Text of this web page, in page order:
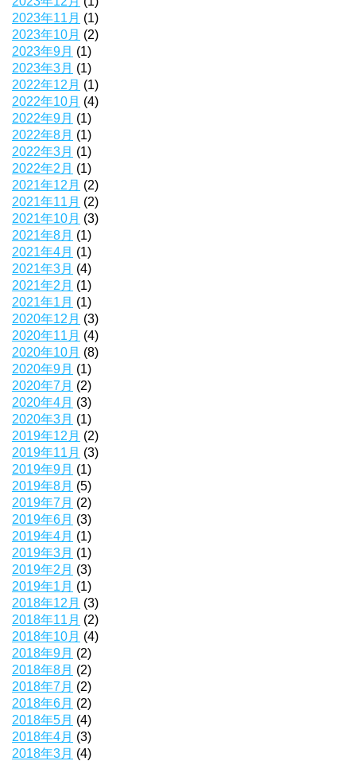
2023年11月 (1)
2023年10月 (2)
2023年9月 (1)
2023年3月 (1)
2022年12月 (1)
2022年10月 (4)
2022年9月 (1)
2022年8月 (1)
2022年3月 (1)
2022年2月 (1)
2021年12月 (2)
2021年11月 (2)
2021年10月 (3)
2021年8月 (1)
2021年4月 (1)
2021年3月 (4)
2021年2月 (1)
2021年1月 (1)
2020年12月 (3)
2020年11月 (4)
2020年10月 (8)
2020年9月 (1)
2020年7月 (2)
2020年4月 (3)
2020年3月 (1)
2019年12月 (2)
2019年11月 (3)
2019年9月 (1)
2019年8月 (5)
2019年7月 (2)
2019年6月 (3)
2019年4月 (1)
2019年3月 (1)
2019年2月 (3)
2019年1月 (1)
2018年12月 (3)
2018年11月 (2)
2018年10月 (4)
2018年9月 (2)
2018年8月 (2)
2018年7月 (2)
2018年6月 (2)
2018年5月 (4)
2018年4月 (3)
2018年3月 (4)